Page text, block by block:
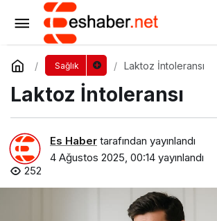
Sağlık Laktoz İntoleransı
Laktoz İntoleransı
Es Haber tarafından yayınlandı
4 Ağustos 2025, 00:14 yayınlandı
252
Bağırsaklarınız Sinyal
Değilseniz
Yorum Yap